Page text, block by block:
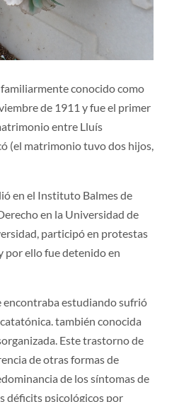
conocido como
de 1911 y fue el primer
entre Lluís
(el matrimonio tuvo dos hijos,
en el Instituto Balmes de
en la Universidad de
participó en protestas
por ello fue detenido en
encontraba estudiando sufrió
también conocida
Este trastorno de
de otras formas de
de los síntomas de
déficits psicológicos por